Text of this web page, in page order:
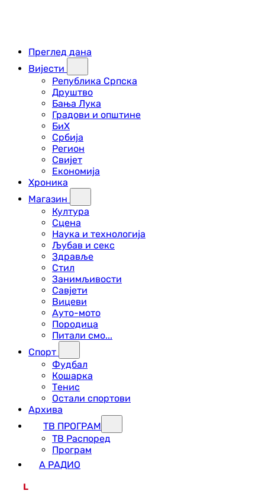
Преглед дана
Вијести
Република Српска
Друштво
Бања Лука
Градови и општине
БиХ
Србија
Регион
Свијет
Економија
Хроника
Магазин
Култура
Сцена
Наука и технологија
Љубав и секс
Здравље
Стил
Занимљивости
Савјети
Вицеви
Ауто-мото
Породица
Питали смо...
Спорт
Фудбал
Кошарка
Тенис
Остали спортови
Архива
ТВ ПРОГРАМ
ТВ Распоред
Програм
А РАДИО
L